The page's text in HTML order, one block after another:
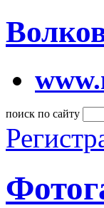
поиск по сайту